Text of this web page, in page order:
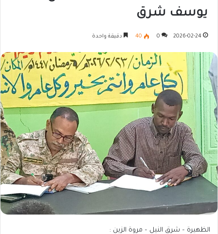
يوسف شرق
2026-02-24
0
40 دقيقة واحدة
الظهيرة – شرق النيل – مروة الزين :